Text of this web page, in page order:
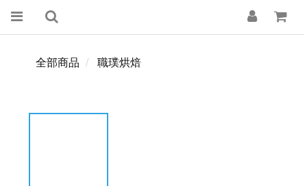
全部商品 職璞烘焙